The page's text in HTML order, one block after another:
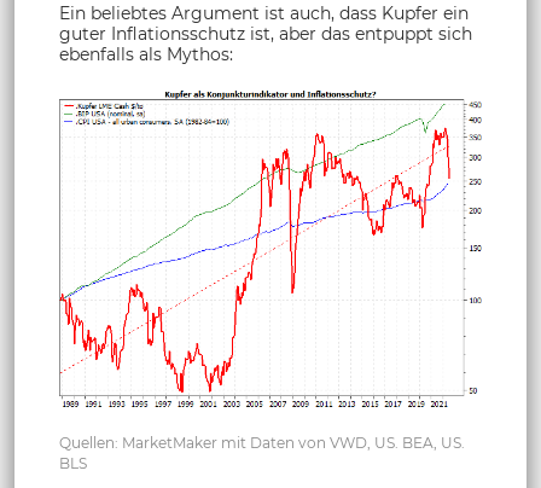
Ein beliebtes Argument ist auch, dass Kupfer ein
guter Inflationsschutz ist, aber das entpuppt sich
ebenfalls als Mythos:
Quellen: MarketMaker mit Daten von VWD, US. BEA, US.
BLS